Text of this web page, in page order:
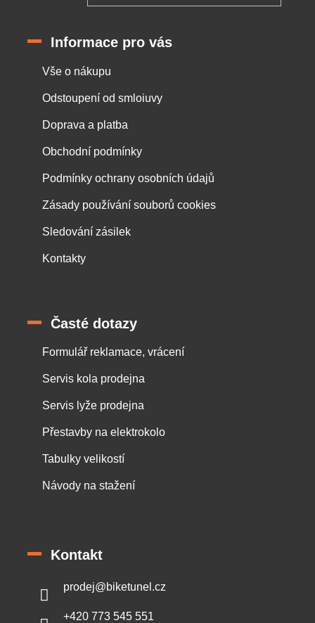
Informace pro vás
Vše o nákupu
Odstoupení od smloiuvy
Doprava a platba
Obchodní podmínky
Podmínky ochrany osobních údajů
Zásady používání souborů cookies
Sledování zásilek
Kontakty
Časté dotazy
Formulář reklamace, vrácení
Servis kola prodejna
Servis lyže prodejna
Přestavby na elektrokolo
Tabulky velikostí
Návody na stažení
Kontakt
prodej@biketunel.cz
+420 773 545 551